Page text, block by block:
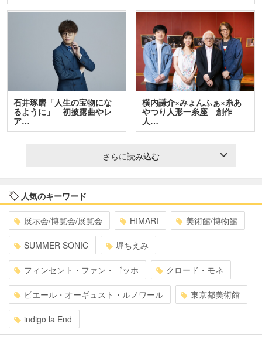
石井琢磨「人生の宝物にな
るように」 初披露曲やレ
ア…
横内謙介×みょんふぁ×糸あ
やつり人形一糸座 創作
人…
さらに読み込む
人気のキーワード
展示会/博覧会/展覧会 HIMARI 美術館/博物館
SUMMER SONIC 堀ちえみ
フィンセント・ファン・ゴッホ クロード・モネ
ピエール・オーギュスト・ルノワール 東京都美術館
indigo la End